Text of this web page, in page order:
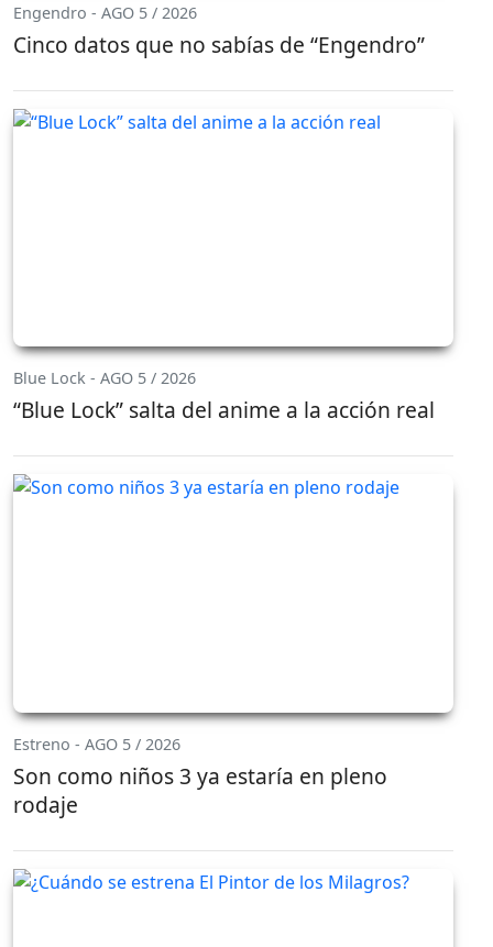
Engendro - AGO 5 / 2026
Cinco datos que no sabías de “Engendro”
Blue Lock - AGO 5 / 2026
“Blue Lock” salta del anime a la acción real
Estreno - AGO 5 / 2026
Son como niños 3 ya estaría en pleno
rodaje